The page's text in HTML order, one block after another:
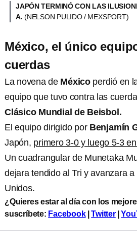
JAPÓN TERMINÓ CON LAS
A. (NELSON PULIDO / MEXSPORT)
México, el único
cuerdas
La novena de México perdió en
equipo que tuvo contra las
Clásico Mundial de Beisbol.
El equipo dirigido por Benjamín
Japón, primero 3-0 y luego 5-3
Un cuadrangular de Munetaka
dejara tendido al Tri y avanzara
Unidos.
¿Quieres estar al día con los
suscríbete: Facebook|Twitter|